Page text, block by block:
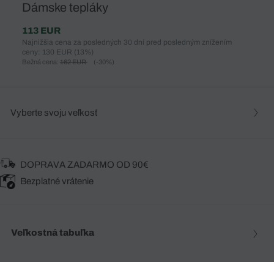
Dámske tepláky
113 EUR
Najnižšia cena za posledných 30 dní pred posledným znížením
ceny: 130 EUR (13%)
Bežná cena: 162 EUR (-30%)
Vyberte svoju veľkosť
DOPRAVA ZADARMO OD 90€
Bezplatné vrátenie
Veľkostná tabuľka